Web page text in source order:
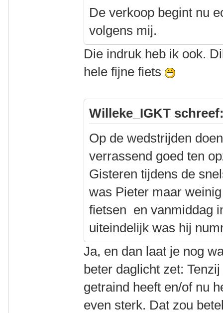
De verkoop begint nu
volgens mij.
Die indruk heb ik ook.
hele fijne fiets
Willeke_IGKT
Op de wedstrijden
verrassend goed ten
Gisteren tijdens de
was Pieter maar
fietsen en vanmiddag
uiteindelijk was hij
Ja, en dan laat je nog
beter daglicht zet:
getraind heeft en/of nu
even sterk. Dat zou